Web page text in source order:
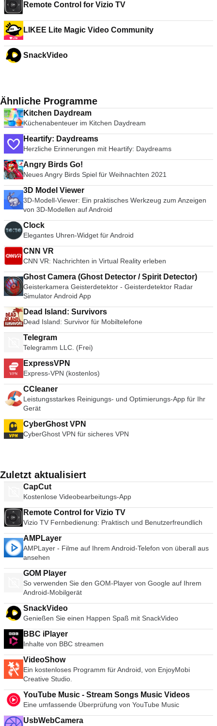
Remote Control for Vizio TV
LIKEE Lite Magic Video Community
SnackVideo
Ähnliche Programme
Kitchen Daydream
Küchenabenteuer im Kitchen Daydream
Heartify: Daydreams
Herzliche Erinnerungen mit Heartify: Daydreams
Angry Birds Go!
Neues Angry Birds Spiel für Weihnachten 2021
3D Model Viewer
3D-Modell-Viewer: Ein praktisches Werkzeug zum Anzeigen
von 3D-Modellen auf Android
Clock
Elegantes Uhren-Widget für Android
CNN VR
CNN VR: Nachrichten in Virtual Reality erleben
Ghost Camera (Ghost Detector / Spirit Detector)
Geisterkamera Geisterdetektor - Geisterdetektor Radar
Simulator Android App
Dead Island: Survivors
Dead Island: Survivor für Mobiltelefone
Telegram
Telegramm LLC. (Frei)
ExpressVPN
Express-VPN (kostenlos)
CCleaner
Leistungsstarkes Reinigungs- und Optimierungs-App für Ihr
Gerät
CyberGhost VPN
CyberGhost VPN für sicheres VPN
Zuletzt aktualisiert
CapCut
Kostenlose Videobearbeitungs-App
Remote Control for Vizio TV
Vizio TV Fernbedienung: Praktisch und Benutzerfreundlich
AMPLayer
AMPLayer - Filme auf Ihrem Android-Telefon von überall aus
ansehen
GOM Player
So verwenden Sie den GOM-Player von Google auf Ihrem
Android-Mobilgerät
SnackVideo
Genießen Sie einen Happen Spaß mit SnackVideo
BBC iPlayer
Inhalte von BBC streamen
VideoShow
Ein kostenloses Programm für Android, von EnjoyMobi
Creative Studio.
YouTube Music - Stream Songs Music Videos
Eine umfassende Überprüfung von YouTube Music
UsbWebCamera